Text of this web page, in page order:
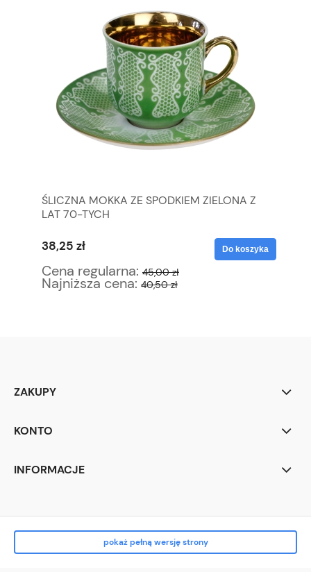
ŚLICZNA MOKKA ZE SPODKIEM ZIELONA Z
LAT 70-TYCH
38,25 zł
Cena regularna: 45,00 zł
Najniższa cena: 40,50 zł
Do koszyka
ZAKUPY
KONTO
INFORMACJE
pokaż pełną wersję strony